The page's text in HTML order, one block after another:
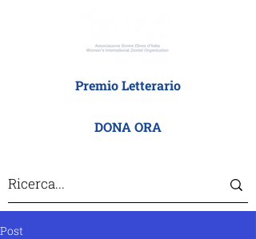
Premio Letterario
DONA ORA
Post